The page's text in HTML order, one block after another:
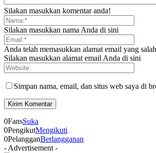
Silakan masukkan komentar anda!
Silakan masukkan nama Anda di sini
Anda telah memasukkan alamat email yang
Silakan masukkan alamat email Anda di sini
Simpan nama, email, dan situs web saya di
0FansSuka
0PengikutMengikuti
0PelangganBerlangganan
- Advertisement -